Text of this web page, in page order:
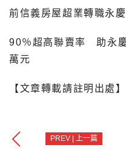
前信義房屋超業轉職永
90％超高聯賣率 助永
萬元
【文章轉載請註明出處】
PREV | 上一篇